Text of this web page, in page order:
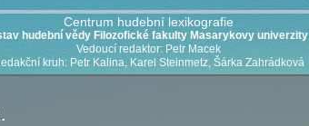
Centrum hudební lexikografie
hudební vědy Filozofické fakulty Masarykovy univerzity
Vedoucí redaktor: Petr Macek
kruh: Petr Kalina, Karel Steinmetz, Šárka Zahrádková